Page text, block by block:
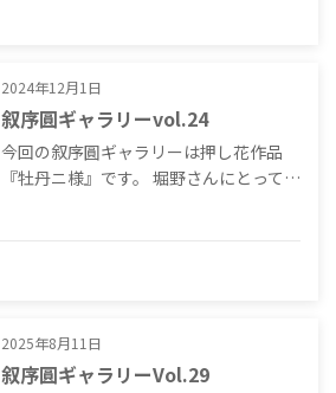
2024年12月1日
叙序圓ギャラリーvol.24
今回の叙序圓ギャラリーは押し花作品
『牡丹ニ様』です。 堀野さんにとって…
2025年8月11日
叙序圓ギャラリーVol.29